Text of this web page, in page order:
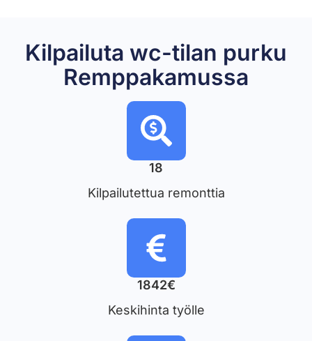
Kilpailuta wc-tilan purku
Remppakamussa
18
Kilpailutettua remonttia
1842€
Keskihinta työlle